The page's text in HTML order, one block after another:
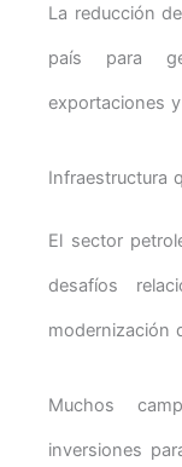
La reducción
país para
exportaciones
Infraestructura
El sector
desafíos
modernización
Muchos
inversiones